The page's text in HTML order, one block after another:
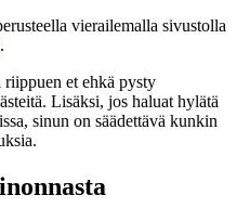
vierailemalla sivustolla
.
riippuen et ehkä pysty
Lisäksi, jos haluat hylätä
sinun on säädettävä kunkin